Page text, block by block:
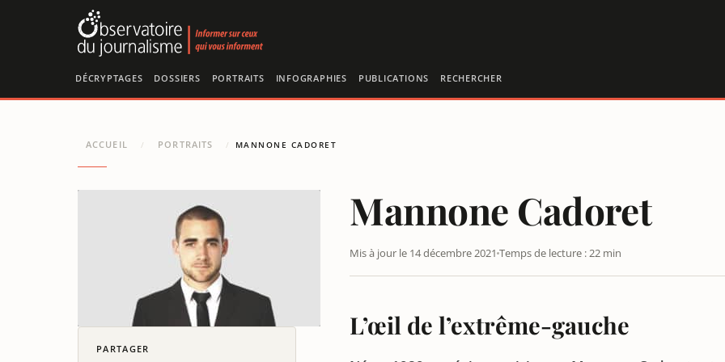
DÉCRYPTAGES DOSSIERS PORTRAITS INFOGRAPHIES PUBLICATIONS RECHERCHER
ACCUEIL / PORTRAITS / MANNONE CADORET
PARTAGER
Mannone Cadoret
Mis à jour le 14 décembre 2021 Temps de lecture : 22 min
L’œil de l’extrême-gauche
Panneau de gestion des cookies